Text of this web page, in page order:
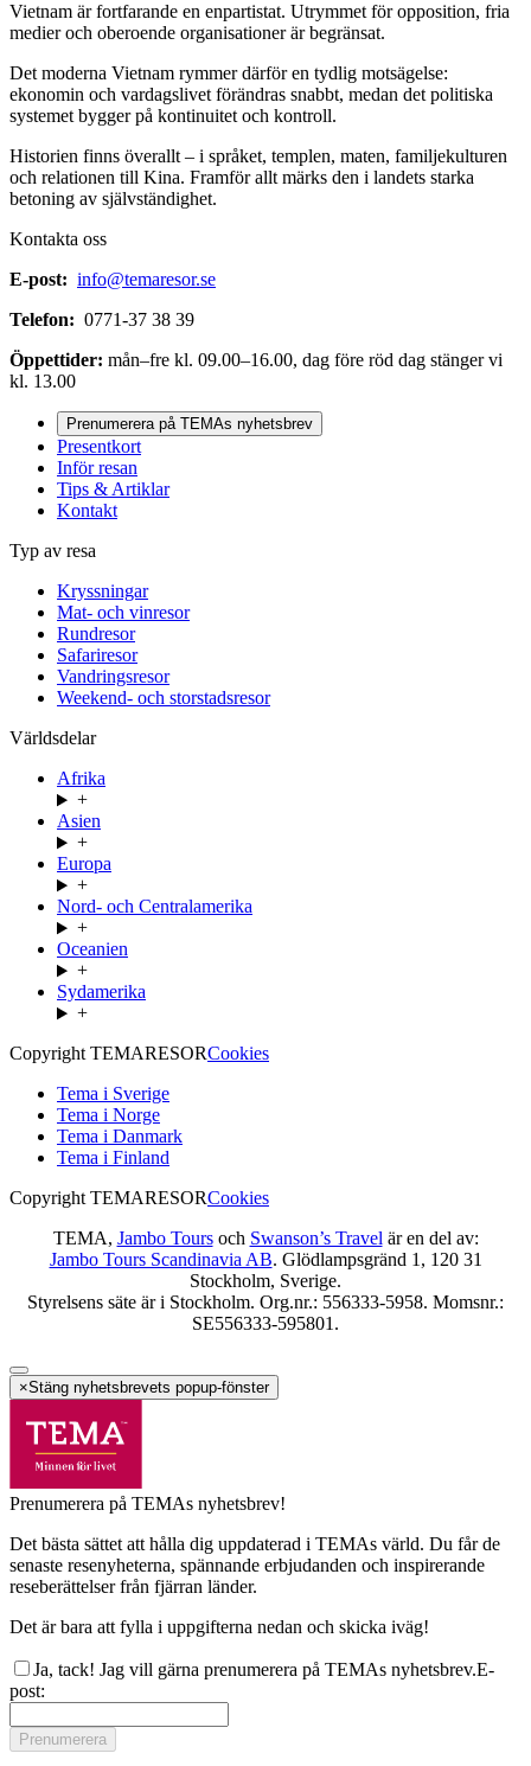
Vietnam är fortfarande en enpartistat. Utrymmet för opposition, fria
medier och oberoende organisationer är begränsat.
Det moderna Vietnam rymmer därför en tydlig motsägelse:
ekonomin och vardagslivet förändras snabbt, medan det politiska
systemet bygger på kontinuitet och kontroll.
Historien finns överallt – i språket, templen, maten, familjekulturen
och relationen till Kina. Framför allt märks den i landets starka
betoning av självständighet.
Kontakta oss
E-post: info@temaresor.se
Telefon: 0771-37 38 39
Öppettider: mån–fre kl. 09.00–16.00, dag före röd dag stänger vi
kl. 13.00
Prenumerera på TEMAs nyhetsbrev
Presentkort
Inför resan
Tips & Artiklar
Kontakt
Typ av resa
Kryssningar
Mat- och vinresor
Rundresor
Safariresor
Vandringsresor
Weekend- och storstadsresor
Världsdelar
Afrika
+
Asien
+
Europa
+
Nord- och Centralamerika
+
Oceanien
+
Sydamerika
+
Copyright TEMARESORCookies
Tema i Sverige
Tema i Norge
Tema i Danmark
Tema i Finland
Copyright TEMARESORCookies
TEMA, Jambo Toursoch Swanson’s Travelär en del av:
Jambo Tours Scandinavia AB. Glödlampsgränd 1, 120 31
Stockholm, Sverige.
Styrelsens säte är i Stockholm. Org.nr.: 556333-5958. Momsnr.:
SE556333-595801.
×Stäng nyhetsbrevets popup-fönster
Prenumerera på TEMAs nyhetsbrev!
Det bästa sättet att hålla dig uppdaterad i TEMAs värld. Du får de
senaste resenyheterna, spännande erbjudanden och inspirerande
reseberättelser från fjärran länder.
Det är bara att fylla i uppgifterna nedan och skicka iväg!
Ja, tack! Jag vill gärna prenumerera på TEMAs nyhetsbrev.E-
post:
Prenumerera